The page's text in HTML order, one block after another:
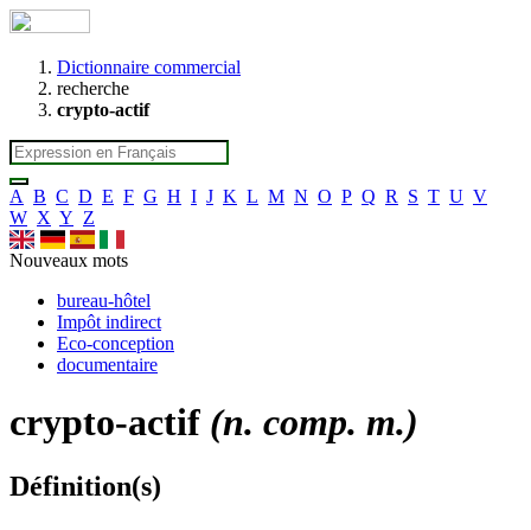
Dictionnaire commercial
recherche
crypto-actif
A B C D E F G H I J K L M N O P Q R S T U V
W X Y Z
Nouveaux mots
bureau-hôtel
Impôt indirect
Eco-conception
documentaire
crypto-actif (n. comp. m.)
Définition(s)